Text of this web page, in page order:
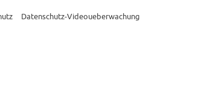
Datenschutz-Videoueberwachung